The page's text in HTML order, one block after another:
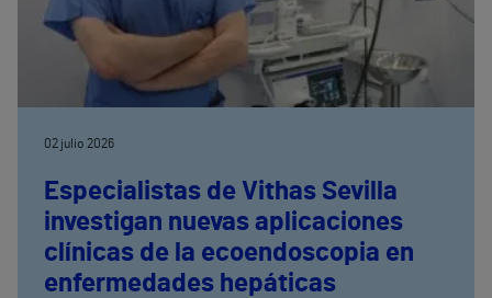
02 julio 2026
Especialistas de Vithas Sevilla
investigan nuevas aplicaciones
clínicas de la ecoendoscopia en
enfermedades hepáticas